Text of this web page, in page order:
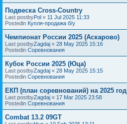
Подвеска Cross-Country
Last postbyPol « 11 Jul 2025 11:33
Postedin Купля-продажа б/у
Чемпионат России 2025 (Аскарово)
Last postbyZagdaj « 28 May 2025 15:16
Postedin Соревнования
Кубок России 2025 (Юца)
Last postbyZagdaj « 28 May 2025 15:15
Postedin Соревнования
ЕКП (план соревнований) на 2025 год
Last postbyZagdaj « 17 Mar 2025 23:58
Postedin Соревнования
Combat 13.2 09GT